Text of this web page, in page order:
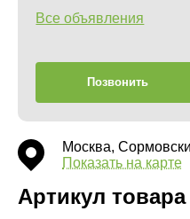
Все объявления
Позвонить
Москва,
Показать на карте
Артикул товара